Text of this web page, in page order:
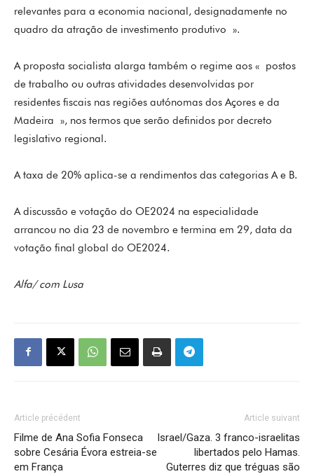
relevantes para a economia nacional, designadamente no
quadro da atração de investimento produtivo ».
A proposta socialista alarga também o regime aos « postos
de trabalho ou outras atividades desenvolvidas por
residentes fiscais nas regiões autónomas dos Açores e da
Madeira », nos termos que serão definidos por decreto
legislativo regional.
A taxa de 20% aplica-se a rendimentos das categorias A e B.
A discussão e votação do OE2024 na especialidade
arrancou no dia 23 de novembro e termina em 29, data da
votação final global do OE2024.
Alfa/ com Lusa
Article précédent
Filme de Ana Sofia Fonseca
sobre Cesária Évora estreia-se
em França
Article suivant
Israel/Gaza. 3 franco-israelitas
libertados pelo Hamas.
Guterres diz que tréguas são